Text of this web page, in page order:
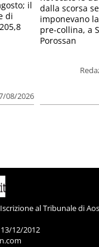
08/2026
il
di
dalla scorsa
imponevano
pre-collina, a
Porossan
al Tribunale di
12/2012